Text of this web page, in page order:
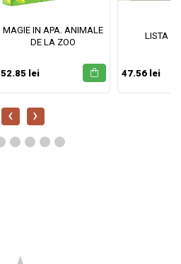
MAGIE IN APA. ANIMALE
DE LA ZOO
52.85 lei
LISTA
47.56 lei
‹ ›